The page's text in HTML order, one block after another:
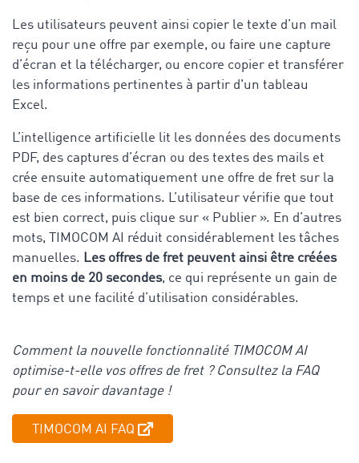
Les utilisateurs peuvent ainsi copier le texte d’un mail
reçu pour une offre par exemple, ou faire une capture
d’écran et la télécharger, ou encore copier et transférer
les informations pertinentes à partir d'un tableau
Excel.
L’intelligence artificielle lit les données des documents
PDF, des captures d’écran ou des textes des mails et
crée ensuite automatiquement une offre de fret sur la
base de ces informations. L’utilisateur vérifie que tout
est bien correct, puis clique sur « Publier ». En d’autres
mots, TIMOCOM AI réduit considérablement les tâches
manuelles. Les offres de fret peuvent ainsi être créées
en moins de 20 secondes, ce qui représente un gain de
temps et une facilité d’utilisation considérables.
Comment la nouvelle fonctionnalité TIMOCOM AI
optimise-t-elle vos offres de fret ? Consultez la FAQ
pour en savoir davantage !
TIMOCOM AI FAQ